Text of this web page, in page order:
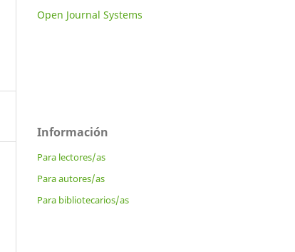
Open Journal Systems
Información
Para lectores/as
Para autores/as
Para bibliotecarios/as